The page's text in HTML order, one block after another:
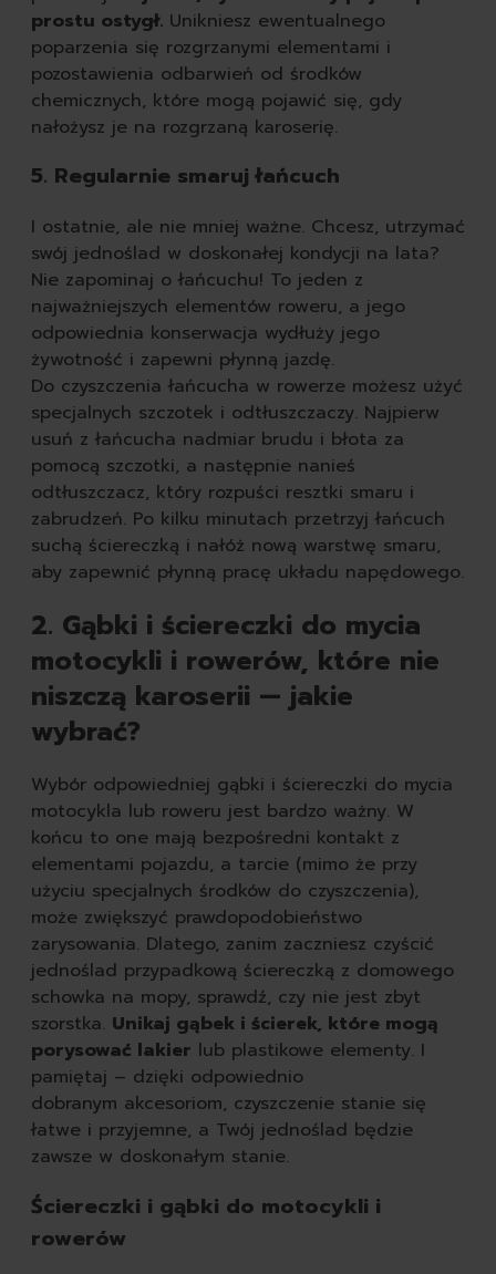
prostu ostygł. Unikniesz ewentualnego
poparzenia się rozgrzanymi elementami i
pozostawienia odbarwień od środków
chemicznych, które mogą pojawić się, gdy
nałożysz je na rozgrzaną karoserię.
5. Regularnie smaruj łańcuch
I ostatnie, ale nie mniej ważne. Chcesz, utrzymać
swój jednoślad w doskonałej kondycji na lata?
Nie zapominaj o łańcuchu! To jeden z
najważniejszych elementów roweru, a jego
odpowiednia konserwacja wydłuży jego
żywotność i zapewni płynną jazdę.
Do czyszczenia łańcucha w rowerze możesz użyć
specjalnych szczotek i odtłuszczaczy. Najpierw
usuń z łańcucha nadmiar brudu i błota za
pomocą szczotki, a następnie nanieś
odtłuszczacz, który rozpuści resztki smaru i
zabrudzeń. Po kilku minutach przetrzyj łańcuch
suchą ściereczką i nałóż nową warstwę smaru,
aby zapewnić płynną pracę układu napędowego.
2. Gąbki i ściereczki do mycia
motocykli i rowerów, które nie
niszczą karoserii — jakie
wybrać?
Wybór odpowiedniej gąbki i ściereczki do mycia
motocykla lub roweru jest bardzo ważny. W
końcu to one mają bezpośredni kontakt z
elementami pojazdu, a tarcie (mimo że przy
użyciu specjalnych środków do czyszczenia),
może zwiększyć prawdopodobieństwo
zarysowania. Dlatego, zanim zaczniesz czyścić
jednoślad przypadkową ściereczką z domowego
schowka na mopy, sprawdź, czy nie jest zbyt
szorstka. Unikaj gąbek i ścierek, które mogą
porysować lakier lub plastikowe elementy. I
pamiętaj – dzięki odpowiednio
dobranym akcesoriom, czyszczenie stanie się
łatwe i przyjemne, a Twój jednoślad będzie
zawsze w doskonałym stanie.
Ściereczki i gąbki do motocykli i
rowerów